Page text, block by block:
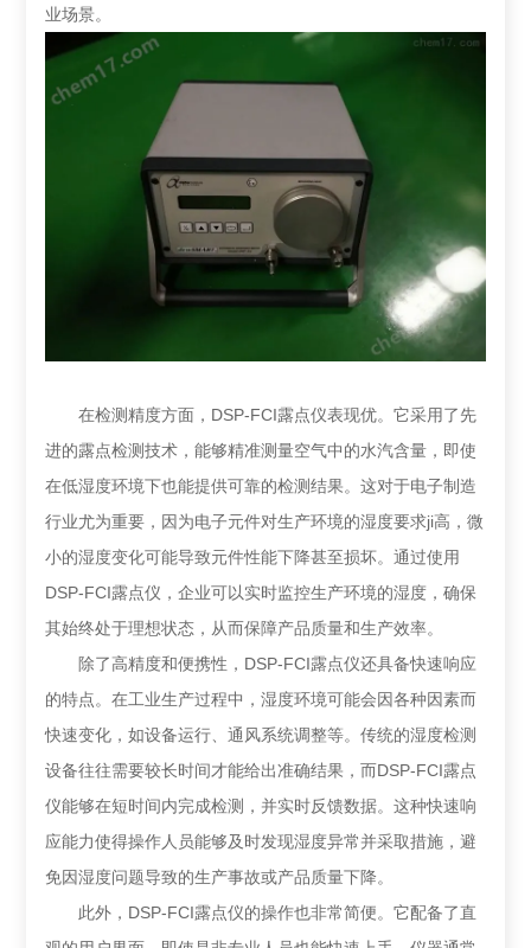
业场景。
在检测精度方面，DSP-FCI露点仪表现优。它采用了先
进的露点检测技术，能够精准测量空气中的水汽含量，即使
在低湿度环境下也能提供可靠的检测结果。这对于电子制造
行业尤为重要，因为电子元件对生产环境的湿度要求ji高，微
小的湿度变化可能导致元件性能下降甚至损坏。通过使用
DSP-FCI露点仪，企业可以实时监控生产环境的湿度，确保
其始终处于理想状态，从而保障产品质量和生产效率。
除了高精度和便携性，DSP-FCI露点仪还具备快速响应
的特点。在工业生产过程中，湿度环境可能会因各种因素而
快速变化，如设备运行、通风系统调整等。传统的湿度检测
设备往往需要较长时间才能给出准确结果，而DSP-FCI露点
仪能够在短时间内完成检测，并实时反馈数据。这种快速响
应能力使得操作人员能够及时发现湿度异常并采取措施，避
免因湿度问题导致的生产事故或产品质量下降。
此外，DSP-FCI露点仪的操作也非常简便。它配备了直